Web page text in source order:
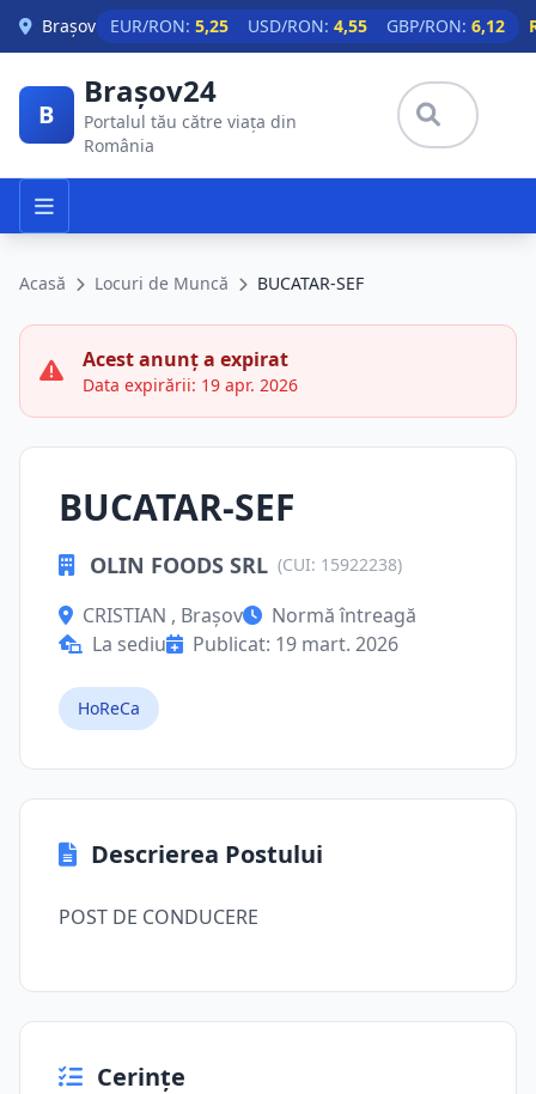
Skip to main content
Brașov EUR/RON: 5,25 USD/RON: 4,55 GBP/RON: 6,12
B
Brașov24
Portalul tău către viața din
România
Acasă Locuri de Muncă BUCATAR-SEF
Acest anunț a expirat
Data expirării: 19 apr. 2026
BUCATAR-SEF
OLIN FOODS SRL (CUI: 15922238)
CRISTIAN , Brașov
Normă întreagă
La sediu
Publicat: 19 mart. 2026
HoReCa
Descrierea Postului
POST DE CONDUCERE
Cerințe